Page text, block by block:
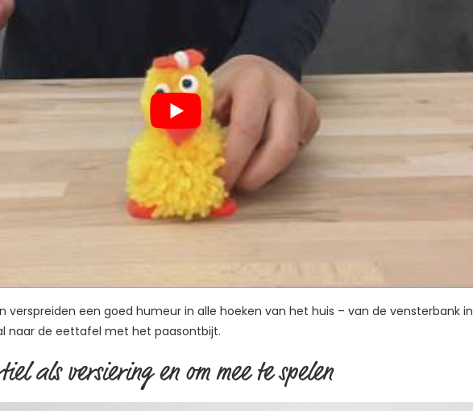
verspreiden een goed humeur in alle hoeken van het huis – van de vensterbank in
naar de eettafel met het paasontbijt.
als versiering en om mee te spelen